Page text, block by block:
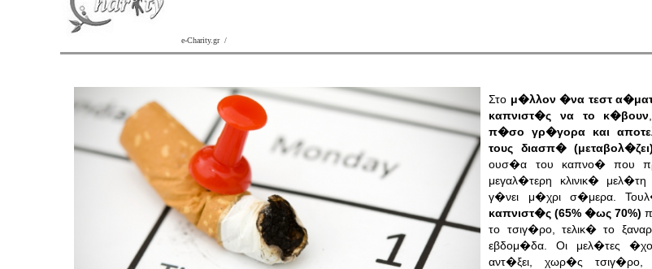
e-Charity.gr /
Στο μ�λλον �να τεστ
καπνιστ�ς να το κ�βουν
π�σο γρ�γορα και
τους διασπ�
ουσ�α του καπνο� που
μεγαλ�τερη κλινικ�
γ�νει μ�χρι σ�μερα.
καπνιστ�ς (65% �ως 70%)
το τσιγ�ρο, τελικ� το
εβδομ�δα. Οι μελ�τες
αντ�ξει, χωρ�ς